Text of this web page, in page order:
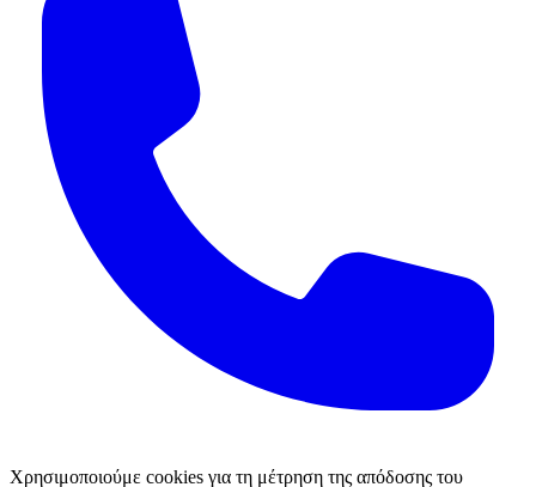
Χρησιμοποιούμε cookies για τη μέτρηση της απόδοσης του